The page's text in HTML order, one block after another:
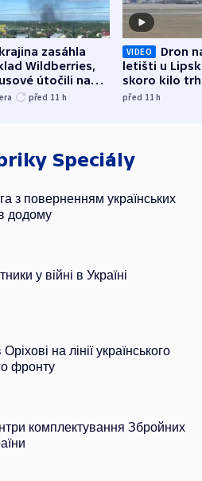
zasáhla
Wildberries,
útočili na
hasiče či
před 11 h
VIDEO
Dron
letišti u
skoro kilo
indicie
před 11h
Speciály
з поверненням українських
додому
у війні в Україні
на лінії українського
фронту
комплектування Збройних